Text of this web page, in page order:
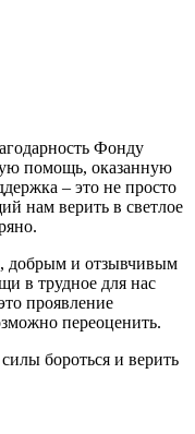
Фонду
помощь, оказанную
– это не просто
нам верить в светлое
добрым и отзывчивым
в трудное для нас
проявление
переоценить.
бороться и верить